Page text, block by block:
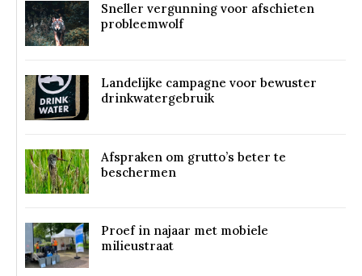
Sneller vergunning voor afschieten
probleemwolf
Landelijke campagne voor bewuster
drinkwatergebruik
Afspraken om grutto’s beter te
beschermen
Proef in najaar met mobiele
milieustraat